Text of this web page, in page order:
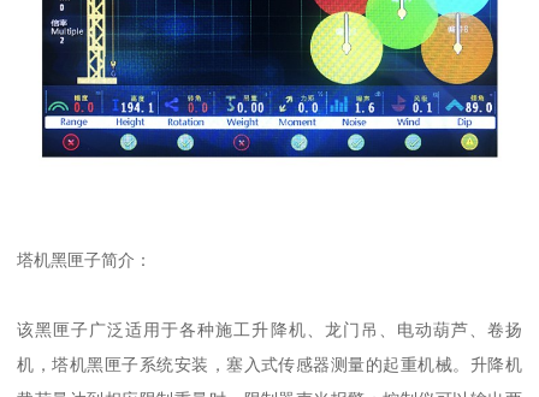
塔机黑匣子简介：
该黑匣子广泛适用于各种施工升降机、龙门吊、电动葫芦、卷扬
机，塔机黑匣子系统安装，塞入式传感器测量的起重机械。升降机